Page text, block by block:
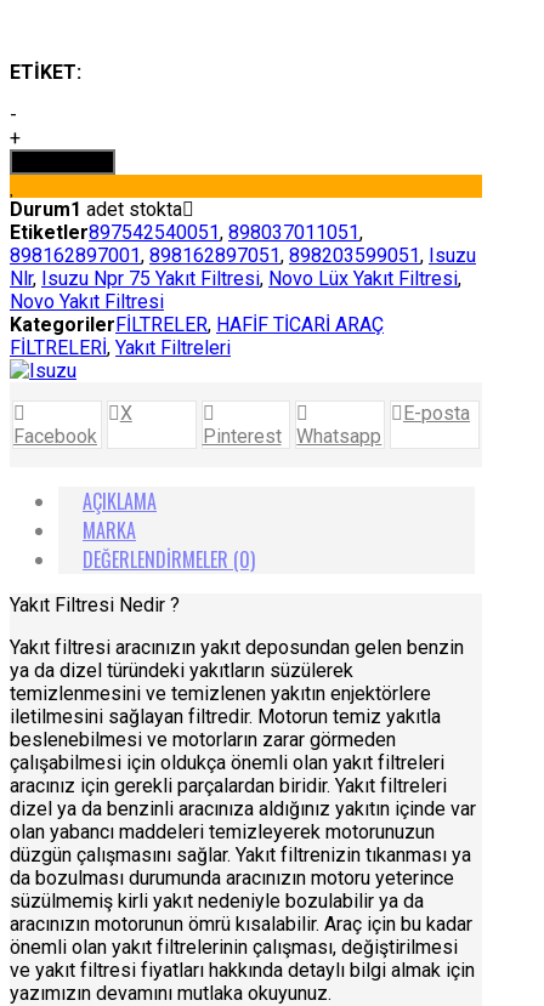
ETİKET:
-
ISUZU
YAKIT
FİLTRESİ
898037011051
adet
+
Durum1 adet stokta
Etiketler897542540051, 898037011051,
898162897001, 898162897051, 898203599051, Isuzu
Nlr, Isuzu Npr 75 Yakıt Filtresi, Novo Lüx Yakıt Filtresi,
Novo Yakıt Filtresi
KategorilerFİLTRELER, HAFİF TİCARİ ARAÇ
FİLTRELERİ, Yakıt Filtreleri
Facebook
X
Pinterest
Whatsapp
E-posta
AÇIKLAMA
MARKA
DEĞERLENDIRMELER (0)
Yakıt Filtresi Nedir ?
Yakıt filtresi aracınızın yakıt deposundan gelen benzin
ya da dizel türündeki yakıtların süzülerek
temizlenmesini ve temizlenen yakıtın enjektörlere
iletilmesini sağlayan filtredir. Motorun temiz yakıtla
beslenebilmesi ve motorların zarar görmeden
çalışabilmesi için oldukça önemli olan yakıt filtreleri
aracınız için gerekli parçalardan biridir. Yakıt filtreleri
dizel ya da benzinli aracınıza aldığınız yakıtın içinde var
olan yabancı maddeleri temizleyerek motorunuzun
düzgün çalışmasını sağlar. Yakıt filtrenizin tıkanması ya
da bozulması durumunda aracınızın motoru yeterince
süzülmemiş kirli yakıt nedeniyle bozulabilir ya da
aracınızın motorunun ömrü kısalabilir. Araç için bu kadar
önemli olan yakıt filtrelerinin çalışması, değiştirilmesi
ve yakıt filtresi fiyatları hakkında detaylı bilgi almak için
yazımızın devamını mutlaka okuyunuz.